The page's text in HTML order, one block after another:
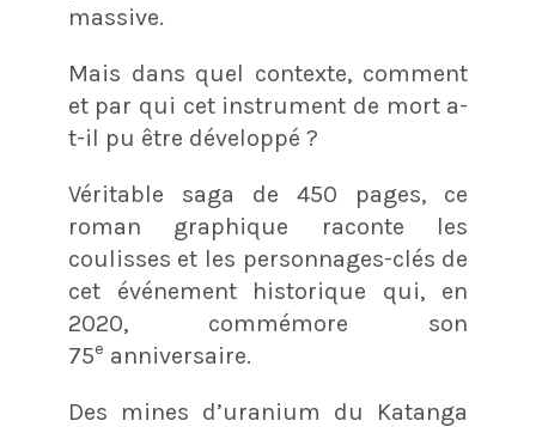
massive.
Mais dans quel contexte, comment
et par qui cet instrument de mort a-
t-il pu être développé ?
Véritable saga de 450 pages, ce
roman graphique raconte les
coulisses et les personnages-clés de
cet événement historique qui, en
2020, commémore son
75e anniversaire.
Des mines d’uranium du Katanga